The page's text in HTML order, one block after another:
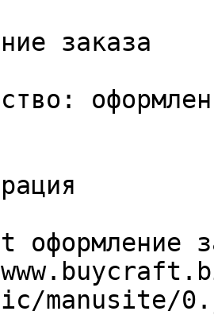
заказа
оформление
manusite/